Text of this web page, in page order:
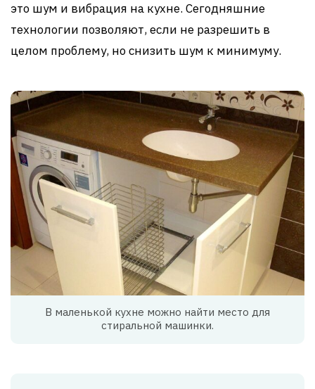
это шум и вибрация на кухне. Сегодняшние
технологии позволяют, если не разрешить в
целом проблему, но снизить шум к минимуму.
В маленькой кухне можно найти место для
стиральной машинки.